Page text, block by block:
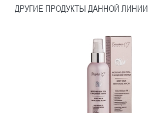
ДРУГИЕ ПРОДУКТЫ ДАННОЙ ЛИНИИ